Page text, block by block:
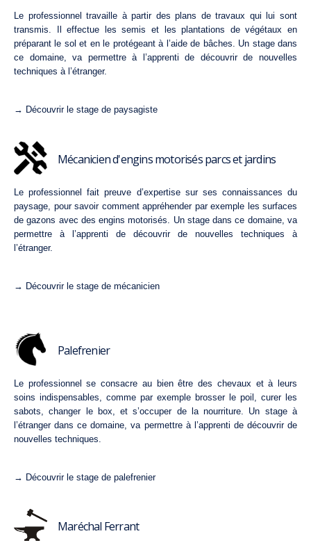
Le professionnel travaille à partir des plans de travaux qui lui sont
transmis. Il effectue les semis et les plantations de végétaux en
préparant le sol et en le protégeant à l’aide de bâches. Un stage dans
ce domaine, va permettre à l’apprenti de découvrir de nouvelles
techniques à l’étranger.
→ Découvrir le stage de paysagiste
Mécanicien d'engins motorisés parcs et jardins
Le professionnel fait preuve d’expertise sur ses connaissances du
paysage, pour savoir comment appréhender par exemple les surfaces
de gazons avec des engins motorisés. Un stage dans ce domaine, va
permettre à l’apprenti de découvrir de nouvelles techniques à
l’étranger.
→ Découvrir le stage de mécanicien
Palefrenier
Le professionnel se consacre au bien être des chevaux et à leurs
soins indispensables, comme par exemple brosser le poil, curer les
sabots, changer le box, et s’occuper de la nourriture. Un stage à
l’étranger dans ce domaine, va permettre à l’apprenti de découvrir de
nouvelles techniques.
→ Découvrir le stage de palefrenier
Maréchal Ferrant